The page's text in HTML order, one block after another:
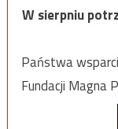
W sierpniu
Państwa
Fundacji Magna